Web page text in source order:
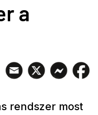
a
rendszer most